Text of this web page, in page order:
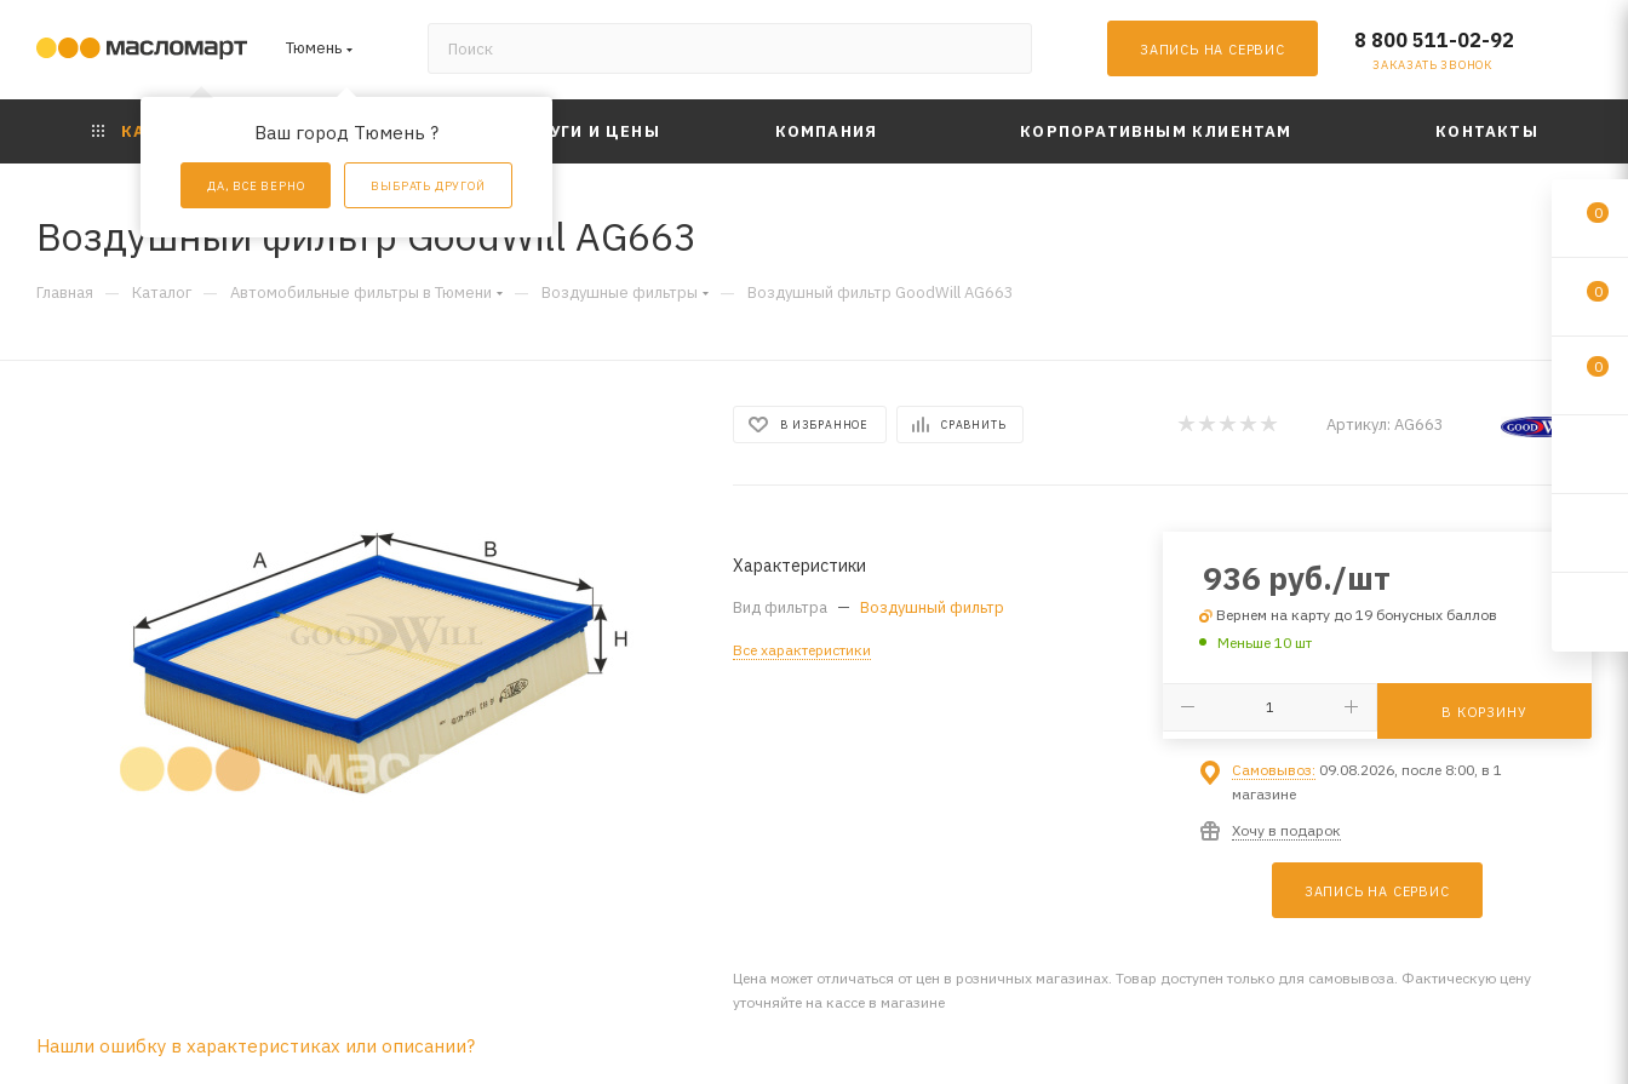
Тюмень
Ваш город Тюмень ?
ДА, ВСЕ ВЕРНО ВЫБРАТЬ ДРУГОЙ
ЗАПИСЬ НА СЕРВИС 8 800 511-02-92
ЗАКАЗАТЬ ЗВОНОК
КАТАЛОГ АКЦИИ УСЛУГИ И ЦЕНЫ КОМПАНИЯ КОРПОРАТИВНЫМ КЛИЕНТАМ КОНТАКТЫ
Воздушный фильтр GoodWill AG663
Главная — Каталог — Автомобильные фильтры в Тюмени — Воздушные фильтры — Воздушный фильтр GoodWill AG663
В ИЗБРАННОЕ СРАВНИТЬ Артикул: AG663
Характеристики
Вид фильтра — Воздушный фильтр
Все характеристики
936 руб./шт
Вернем на карту до 19 бонусных баллов
Меньше 10 шт
В КОРЗИНУ
Самовывоз: 09.08.2026, после 8:00, в 1
магазине
Хочу в подарок
ЗАПИСЬ НА СЕРВИС
Цена может отличаться от цен в розничных магазинах. Товар доступен только для самовывоза. Фактическую цену
уточняйте на кассе в магазине
Нашли ошибку в характеристиках или описании?
0
0
0